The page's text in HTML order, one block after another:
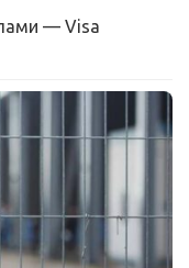
— Visa